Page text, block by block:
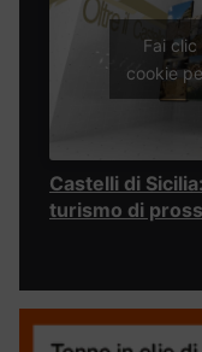
Fai
cookie
Castelli di
turismo di